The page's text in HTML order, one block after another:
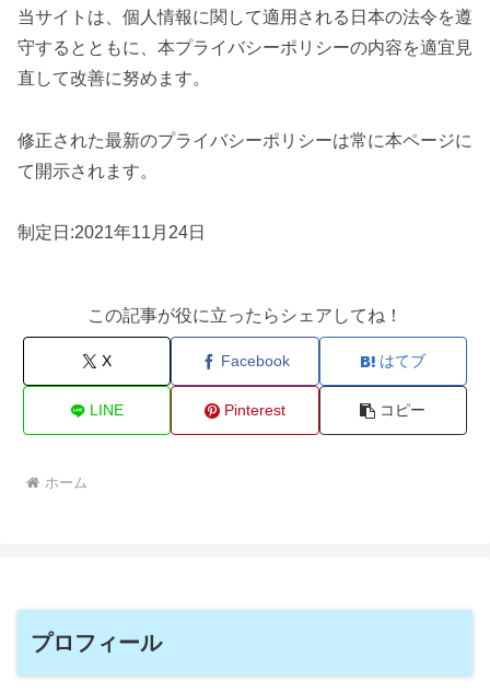
当サイトは、個人情報に関して適用される日本の法令を遵
守するとともに、本プライバシーポリシーの内容を適宜見
直して改善に努めます。
修正された最新のプライバシーポリシーは常に本ページに
て開示されます。
制定日:2021年11月24日
この記事が役に立ったらシェアしてね！
X Facebook はてブ
LINE Pinterest コピー
ホーム
プロフィール